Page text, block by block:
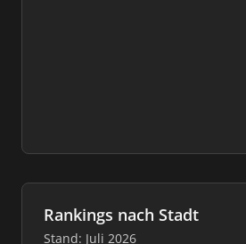
Rankings nach Stadt
Stand: Juli 2026